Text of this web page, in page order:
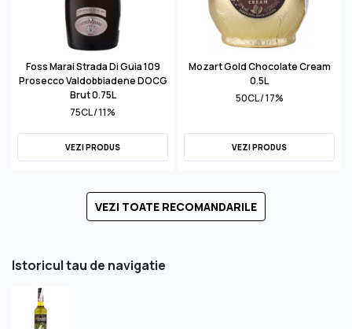
Foss Marai Strada Di Guia 109
Prosecco Valdobbiadene DOCG
Brut 0.75L
75CL / 11%
VEZI PRODUS
Mozart Gold Chocolate Cream
0.5L
50CL / 17%
VEZI PRODUS
VEZI TOATE RECOMANDARILE
Istoricul tau de navigatie